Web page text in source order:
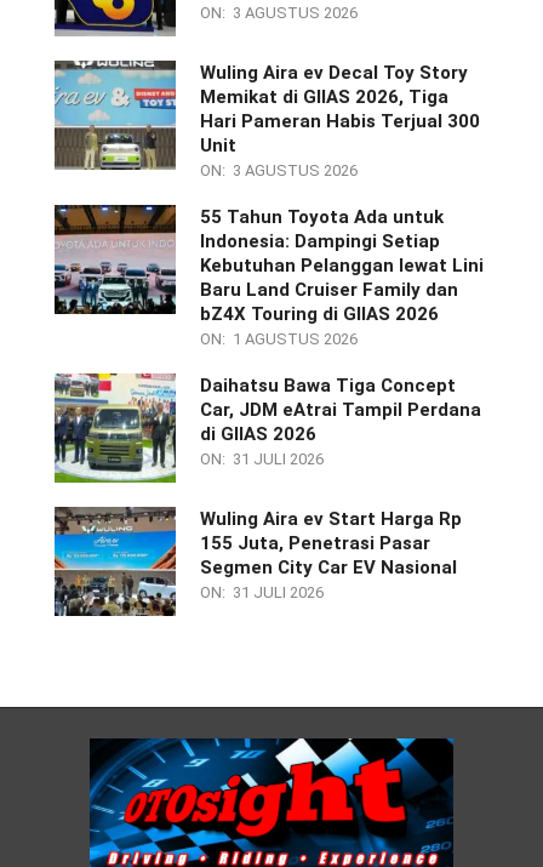
ON: 3 AGUSTUS 2026
Wuling Aira ev Decal Toy Story
Memikat di GIIAS 2026, Tiga
Hari Pameran Habis Terjual 300
Unit
ON: 3 AGUSTUS 2026
55 Tahun Toyota Ada untuk
Indonesia: Dampingi Setiap
Kebutuhan Pelanggan lewat Lini
Baru Land Cruiser Family dan
bZ4X Touring di GIIAS 2026
ON: 1 AGUSTUS 2026
Daihatsu Bawa Tiga Concept
Car, JDM eAtrai Tampil Perdana
di GIIAS 2026
ON: 31 JULI 2026
Wuling Aira ev Start Harga Rp
155 Juta, Penetrasi Pasar
Segmen City Car EV Nasional
ON: 31 JULI 2026